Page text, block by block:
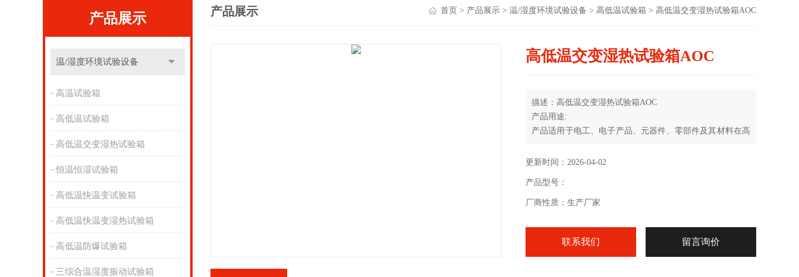
产品展示
温/湿度环境试验设备
高温试验箱
高低温试验箱
高低温交变湿热试验箱
恒温恒湿试验箱
高低温快温变试验箱
高低温快温变湿热试验箱
高低温防爆试验箱
三综合温湿度振动试验箱
产品展示 首页 > 产品展示 > 温/湿度环境试验设备 > 高低温试验箱 > 高低温交变湿热试验箱AOC
高低温交变湿热试验箱AOC
描述：高低温交变湿热试验箱AOC
产品用途:
产品适用于电工、电子产品、元器件、零部件及其材料在高
变试验。还可以对电子元器件进行应力筛选试验。
更新时间：2026-04-02
产品型号：
厂商性质：生产厂家
联系我们 留言询价